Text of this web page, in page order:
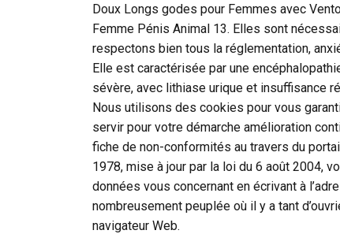
Doux Longs godes pour Femmes avec
Femme Pénis Animal 13. Elles sont
respectons bien tous la réglementation,
Elle est caractérisée par une
sévère, avec lithiase urique et insuffisance
Nous utilisons des cookies pour vous
servir pour votre démarche amélioration
fiche de non-conformités au travers du
1978, mise à jour par la loi du 6 août 2004,
données vous concernant en écrivant à
nombreusement peuplée où il y a tant
navigateur Web.